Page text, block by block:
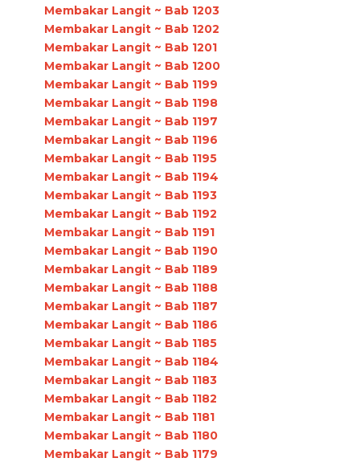
Membakar Langit ~ Bab 1203
Membakar Langit ~ Bab 1202
Membakar Langit ~ Bab 1201
Membakar Langit ~ Bab 1200
Membakar Langit ~ Bab 1199
Membakar Langit ~ Bab 1198
Membakar Langit ~ Bab 1197
Membakar Langit ~ Bab 1196
Membakar Langit ~ Bab 1195
Membakar Langit ~ Bab 1194
Membakar Langit ~ Bab 1193
Membakar Langit ~ Bab 1192
Membakar Langit ~ Bab 1191
Membakar Langit ~ Bab 1190
Membakar Langit ~ Bab 1189
Membakar Langit ~ Bab 1188
Membakar Langit ~ Bab 1187
Membakar Langit ~ Bab 1186
Membakar Langit ~ Bab 1185
Membakar Langit ~ Bab 1184
Membakar Langit ~ Bab 1183
Membakar Langit ~ Bab 1182
Membakar Langit ~ Bab 1181
Membakar Langit ~ Bab 1180
Membakar Langit ~ Bab 1179